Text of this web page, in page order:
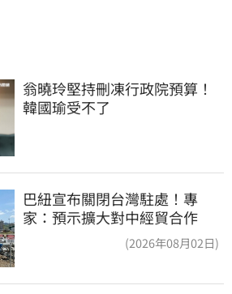
翁曉玲堅持刪凍行政院預算！
韓國瑜受不了
巴紐宣布關閉台灣駐處！專
家：預示擴大對中經貿合作
(2026年08月02日)